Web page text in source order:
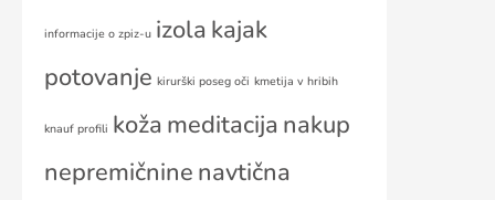
informacije o zpiz-u izola kajak
potovanje kirurški poseg oči kmetija v hribih
knauf profili koža meditacija nakup
nepremičnine navtična